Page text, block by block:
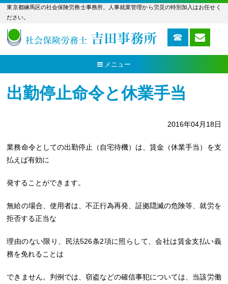
東京都練馬区の社会保険労務士事務所。人事就業管理から労災の特別加入はお任せく
ださい。
メニュー
出勤停止命令と休業手当
2016年04月18日
業務命令としての出勤停止（自宅待機）は、賃金（休業手当）を支
払えば有効に
発することができます。
無給の場合、使用者は、不正行為再発、証拠隠滅の危険等、就労を
拒否する正当な
理由のない限り、民法526条2項に照らして、会社は賃金支払い義
務を免れることは
できません。判例では、窃盗などの確信事犯については、当該労働